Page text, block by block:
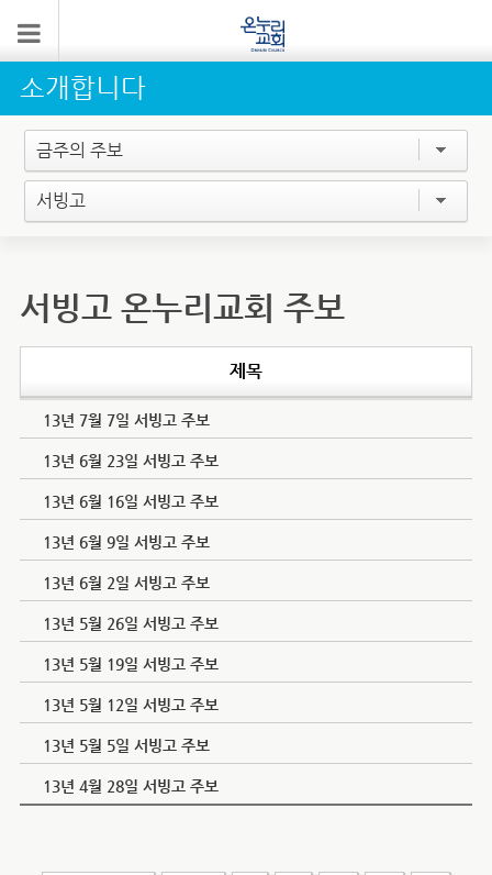
소개합니다
금주의 주보
서빙고
서빙고 온누리교회 주보
제목
13년 7월 7일 서빙고 주보
13년 6월 23일 서빙고 주보
13년 6월 16일 서빙고 주보
13년 6월 9일 서빙고 주보
13년 6월 2일 서빙고 주보
13년 5월 26일 서빙고 주보
13년 5월 19일 서빙고 주보
13년 5월 12일 서빙고 주보
13년 5월 5일 서빙고 주보
13년 4월 28일 서빙고 주보